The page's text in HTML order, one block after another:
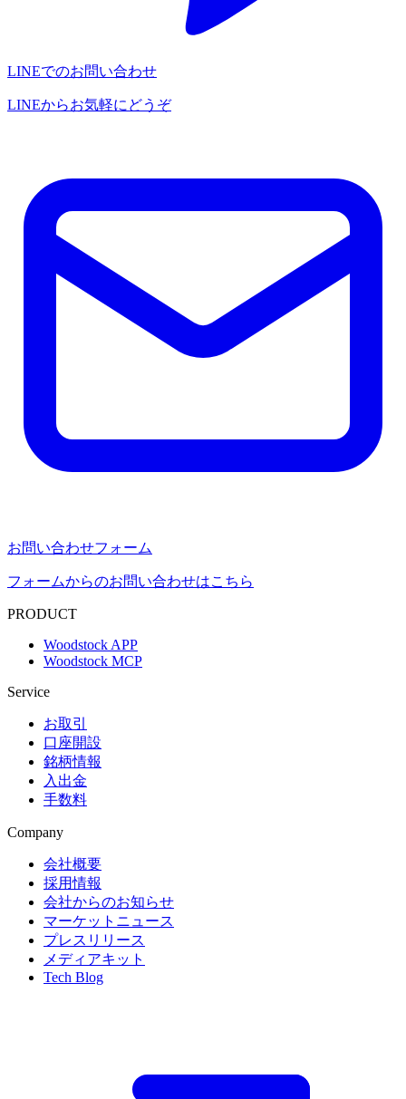
LINEでのお問い合わせ
LINEからお気軽にどうぞ
お問い合わせフォーム
フォームからのお問い合わせはこちら
PRODUCT
Woodstock APP
Woodstock MCP
Service
お取引
口座開設
銘柄情報
入出金
手数料
Company
会社概要
採用情報
会社からのお知らせ
マーケットニュース
プレスリリース
メディアキット
Tech Blog